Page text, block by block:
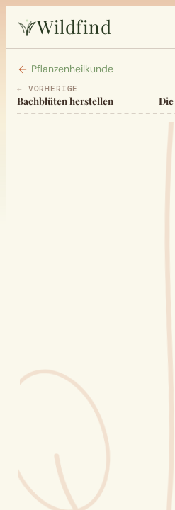
Wildfind
Startseite
Pflanzen
Sammelkalender
Blüten-Finder
Phänologie-Radar
Vogelstimmen
Pflanzenheilkunde
← VORHERIGE
Bachblüten herstellen